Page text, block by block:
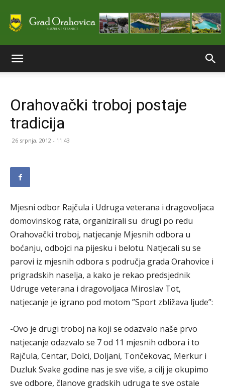
stranice
Orahovački troboj postaje
tradicija
26 srpnja, 2012 - 11:43
Mjesni odbor Rajčula i Udruga veterana i dragovoljaca
domovinskog rata, organizirali su drugi po redu
Orahovački troboj, natjecanje Mjesnih odbora u
boćanju, odbojci na pijesku i belotu. Natjecali su se
parovi iz mjesnih odbora s područja grada Orahovice i
prigradskih naselja, a kako je rekao predsjednik
Udruge veterana i dragovoljaca Miroslav Tot,
natjecanje je igrano pod motom ”Sport zbližava ljude”:
-Ovo je drugi troboj na koji se odazvalo naše prvo
natjecanje odazvalo se 7 od 11 mjesnih odbora i to
Rajčula, Centar, Dolci, Doljani, Tončekovac, Merkur i
Duzluk Svake godine nas je sve više, a cilj je okupimo
sve odbore, članove gradskih udruga te sve ostale